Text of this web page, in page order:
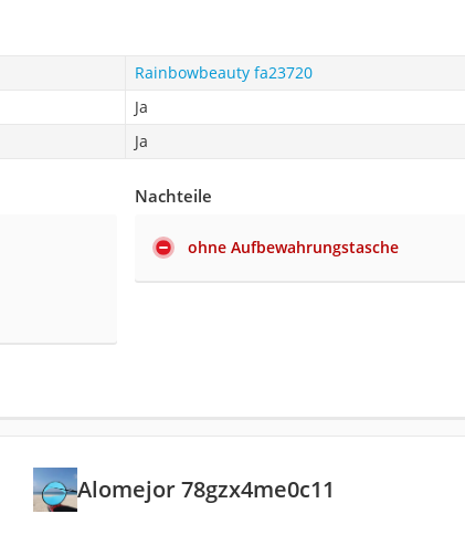
Rainbowbeauty fa23720
Ja
Ja
Nachteile
ohne Aufbewahrungstasche
Alomejor 78gzx4me0c11